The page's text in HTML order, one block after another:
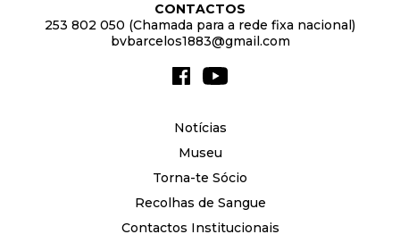
CONTACTOS
253 802 050 (Chamada para a rede fixa nacional)
bvbarcelos1883@gmail.com
Notícias
Museu
Torna-te Sócio
Recolhas de Sangue
Contactos Institucionais